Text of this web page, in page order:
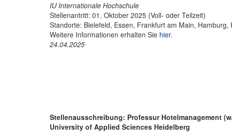
IU Internationale Hochschule
Stellenantritt: 01. Oktober 2025 (Voll- oder Teilzeit)
Standorte: Bielefeld, Essen, Frankfurt am Main,
Weitere Informationen erhalten Sie hier.
24.04.2025
Stellenausschreibung: Professur Hotelmanagement
University of Applied Sciences Heidelberg